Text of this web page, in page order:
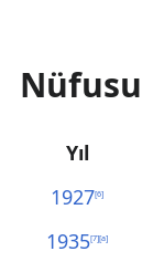
Nüfusu
Yıl
1927[6]
1935[7][a]